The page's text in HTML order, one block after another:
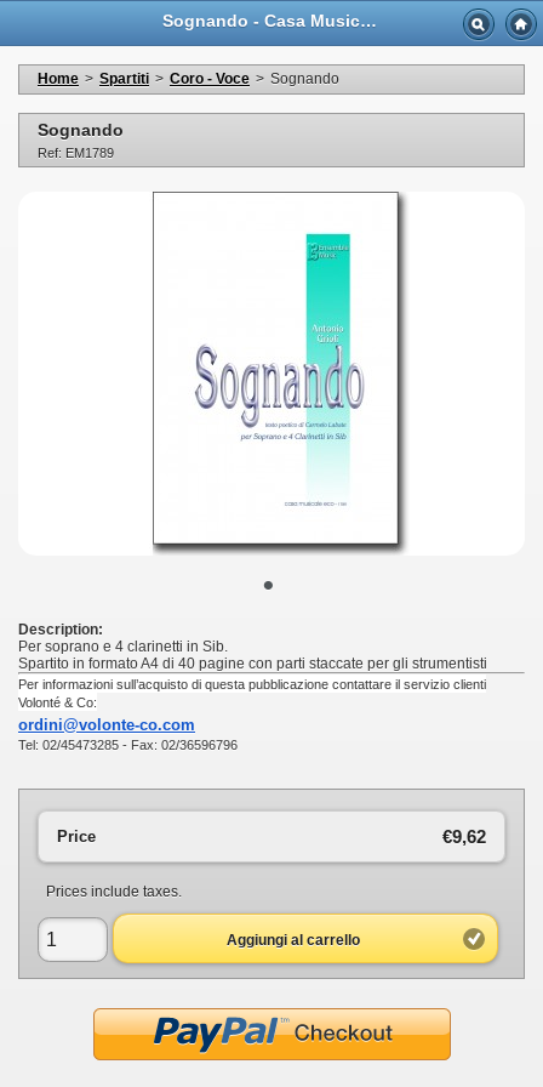
Sognando - Casa Musicale Eco
Home > Spartiti > Coro - Voce > Sognando
Sognando
Ref: EM1789
•
Description:
Per soprano e 4 clarinetti in Sib.
Spartito in formato A4 di 40 pagine con parti staccate per gli strumentisti
Per informazioni sull’acquisto di questa pubblicazione contattare il servizio clienti
Volonté & Co:
ordini@volonte-co.com
Tel: 02/45473285 - Fax: 02/36596796
€9,62
Price
Prices include taxes.
Aggiungi al carrello